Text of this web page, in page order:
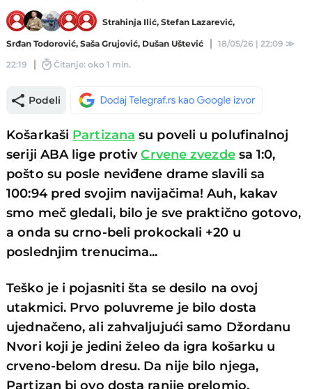
Strahinja Ilić,Stefan Lazarević,
Srđan Todorović,Saša Grujović, Dušan Uštević 18/05/26 | 22:09 ≫
22:19
Čitanje: oko 1 min.
Podeli
Košarkaši Partizana su poveli u polufinalnoj
seriji ABA lige protivCrvene zvezdesa 1:0,
pošto su posle neviđene drame slavili sa
100:94 pred svojim navijačima! Auh, kakav
smo meč gledali, bilo je sve praktično gotovo,
a onda su crno-beli prokockali +20 u
poslednjim trenucima...
Teško je i pojasniti šta se desilo na ovoj
utakmici. Prvo poluvreme je bilo dosta
ujednačeno, ali zahvaljujući samo Džordanu
Nvori koji je jedini želeo da igra košarku u
crveno-belom dresu. Da nije bilo njega,
Partizan bi ovo dosta ranije prelomio.